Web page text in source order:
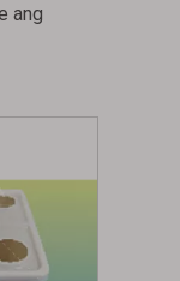
ang